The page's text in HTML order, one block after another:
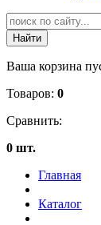
Ваша корзина
Товаров: 0
Сравнить:
0 шт.
Главная
Каталог